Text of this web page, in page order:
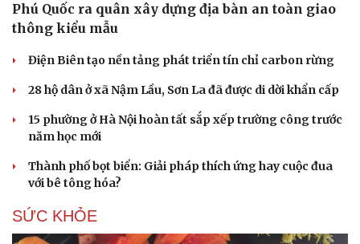
Phú Quốc ra quân xây dựng địa bàn an toàn giao
thông kiểu mẫu
Điện Biên tạo nền tảng phát triển tín chỉ carbon rừng
28 hộ dân ở xã Nậm Lầu, Sơn La đã được di dời khẩn cấp
15 phường ở Hà Nội hoàn tất sắp xếp trường công trước
năm học mới
Thành phố bọt biển: Giải pháp thích ứng hay cuộc đua
với bê tông hóa?
SỨC KHỎE